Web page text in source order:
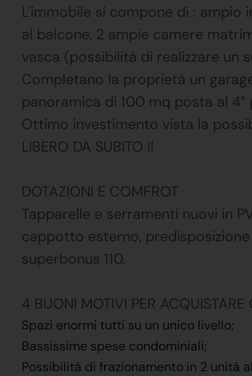
L'immobile si compone di : ampio
al balcone, 2 ampie camere
vasca (possibilità di realizzare un
Completano la proprietà un
panoramica di 100 mq posta al
Ottimo investimento vista la
LIBERO DA SUBITO !!
DOTAZIONI E COMFROT
Tapparelle e serramenti nuovi in
cappotto esterno,
superbonus 110.
4 BUONI MOTIVI PER ACQUISTARE
Spazi enormi tutti su un unico livello;
Bassissime spese condominiali;
Possibilità di frazionamento in 2 unità